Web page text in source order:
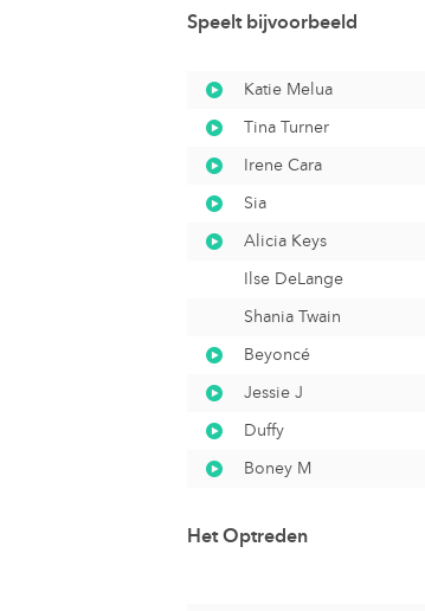
Speelt bijvoorbeeld
Katie Melua
Tina Turner
Irene Cara
Sia
Alicia Keys
Ilse DeLange
Shania Twain
Beyoncé
Jessie J
Duffy
Boney M
Het Optreden